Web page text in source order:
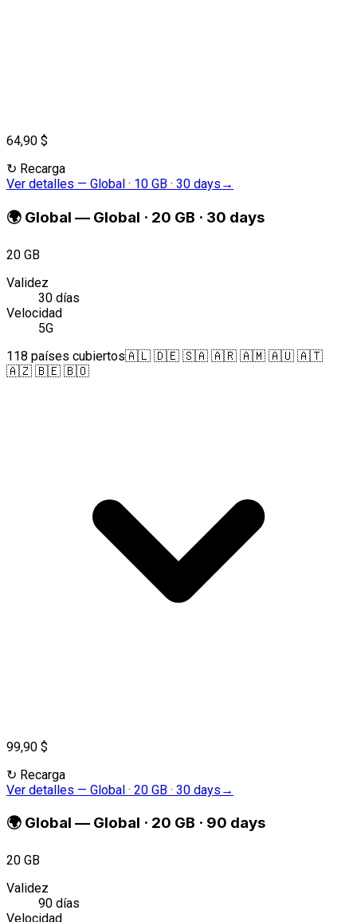
64,90 $
↻ Recarga
Ver detalles — Global · 10 GB · 30 days →
🌍 Global — Global · 20 GB · 30 days
20 GB
Validez
30 días
Velocidad
5G
118 países cubiertos🇦🇱 🇩🇪 🇸🇦 🇦🇷 🇦🇲 🇦🇺 🇦🇹
🇦🇿 🇧🇪 🇧🇴
99,90 $
↻ Recarga
Ver detalles — Global · 20 GB · 30 days →
🌍 Global — Global · 20 GB · 90 days
20 GB
Validez
90 días
Velocidad